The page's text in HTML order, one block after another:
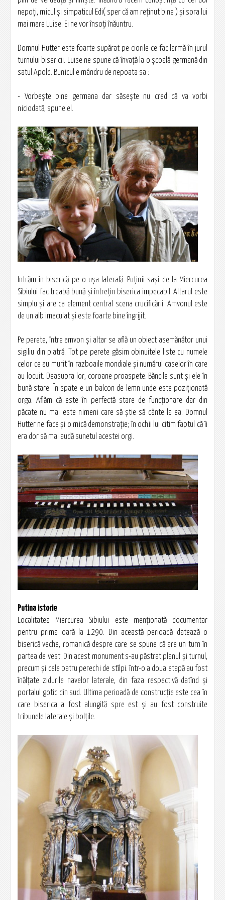
nepoţi, micul şi simpaticul Edi( sper că am reţinut bine ) şi sora lui
mai mare Luise. Ei ne vor însoţi înăuntru.
Domnul Hutter este foarte supărat pe ciorile ce fac larmă în jurul
turnului bisericii. Luise ne spune că învaţă la o şcoală germană din
satul Apold. Bunicul e mândru de nepoata sa :
- Vorbeşte bine germana dar săseşte nu cred că va vorbi
niciodată, spune el.
Intrăm în biserică pe o uşa laterală. Puţinii saşi de la Miercurea
Sibiului fac treabă bună şi întreţin biserica impecabil. Altarul este
simplu şi are ca element central scena crucificării. Amvonul este
de un alb imaculat şi este foarte bine îngrijit.
Pe perete, între amvon şi altar se află un obiect asemănător unui
sigiliu din piatră. Tot pe perete găsim obinuitele liste cu numele
celor ce au murit în razboaile mondiale şi numărul caselor în care
au locuit. Deasupra lor, coroane proaspete. Băncile sunt şi ele în
bună stare. În spate e un balcon de lemn unde este poziţionată
orga. Aflăm că este în perfectă stare de funcţionare dar din
păcate nu mai este nimeni care să ştie să cânte la ea. Domnul
Hutter ne face şi o mică demonstraţie; în ochii lui citim faptul că îi
era dor să mai audă sunetul acestei orgi.
Putina istorie
Localitatea Miercurea Sibiului este menţionată documentar
pentru prima oară la 1290. Din această perioadă datează o
biserică veche, romanică despre care se spune că are un turn în
partea de vest. Din acest monument s-au păstrat planul şi turnul,
precum şi cele patru perechi de stîlpi. într-o a doua etapă au fost
înălţate zidurile navelor laterale, din faza respectivă datînd şi
portalul gotic din sud. Ultima perioadă de construcţie este cea în
care biserica a fost alungită spre est şi au fost construite
tribunele laterale şi bolţile.